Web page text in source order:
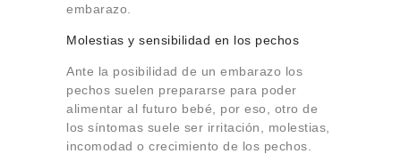
embarazo.
Molestias y sensibilidad en los pechos
Ante la posibilidad de un embarazo los
pechos suelen prepararse para poder
alimentar al futuro bebé, por eso, otro de
los síntomas suele ser irritación, molestias,
incomodad o crecimiento de los pechos.